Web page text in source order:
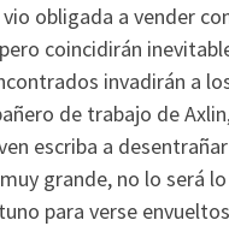
obligada a vender
coincidirán
invadirán a
de trabajo de
escriba a
grande, no lo será
para verse